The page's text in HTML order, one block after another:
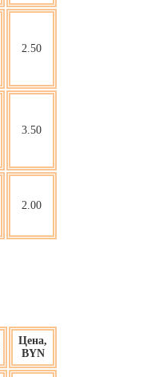
2.50
3.50
2.00
Цена,
BYN